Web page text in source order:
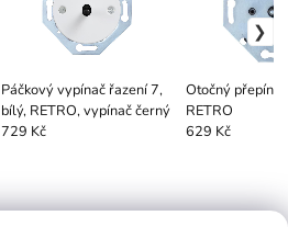
Páčkový vypínač řazení 7,
bílý, RETRO, vypínač černý
729 Kč
Otočný
RETRO
629 Kč